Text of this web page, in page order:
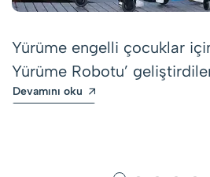
Yürüme engelli çocuklar
Yürüme Robotu’
Devamını oku